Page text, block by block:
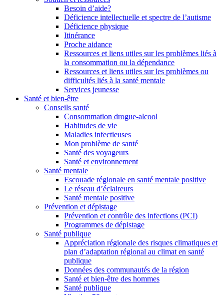
Besoin d’aide?
Déficience intellectuelle et spectre de l’autisme
Déficience physique
Itinérance
Proche aidance
Ressources et liens utiles sur les problèmes liés à
la consommation ou la dépendance
Ressources et liens utiles sur les problèmes ou
difficultés liés à la santé mentale
Services jeunesse
Santé et bien-être
Conseils santé
Consommation drogue-alcool
Habitudes de vie
Maladies infectieuses
Mon problème de santé
Santé des voyageurs
Santé et environnement
Santé mentale
Escouade régionale en santé mentale positive
Le réseau d’éclaireurs
Santé mentale positive
Prévention et dépistage
Prévention et contrôle des infections (PCI)
Programmes de dépistage
Santé publique
Appréciation régionale des risques climatiques et
plan d’adaptation régional au climat en santé
publique
Données des communautés de la région
Santé et bien-être des hommes
Santé publique